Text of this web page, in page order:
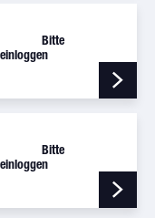
Bitte
einloggen
Bitte
einloggen